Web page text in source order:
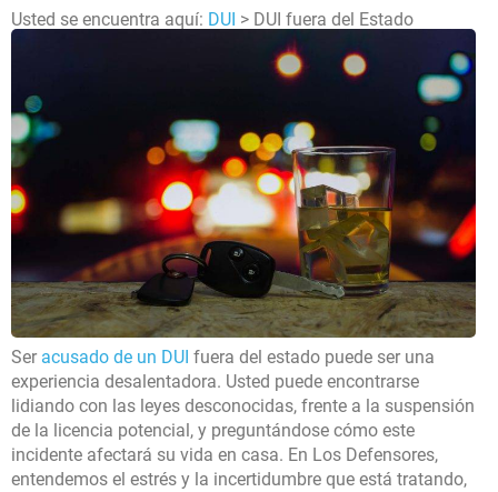
Usted se encuentra aquí: DUI > DUI fuera del Estado
Ser acusado de un DUI fuera del estado puede ser una
experiencia desalentadora. Usted puede encontrarse
lidiando con las leyes desconocidas, frente a la suspensión
de la licencia potencial, y preguntándose cómo este
incidente afectará su vida en casa. En Los Defensores,
entendemos el estrés y la incertidumbre que está tratando,